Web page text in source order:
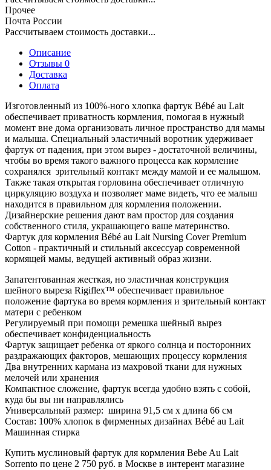
Прочее
Почта России
Рассчитываем стоимость доставки...
Описание
Отзывы 0
Доставка
Оплата
Изготовленный из 100%-ного хлопка фартук Bébé au Lait
обеспечивает приватность кормления, помогая в нужный
момент вне дома организовать личное пространство для мамы
и малыша. Специальный эластичный воротник удерживает
фартук от падения, при этом вырез - достаточной величины,
чтобы во время такого важного процесса как кормление
сохранялся зрительный контакт между мамой и ее малышом.
Также такая открытая горловина обеспечивает отличную
циркуляцию воздуха и позволяет маме видеть, что ее малыш
находится в правильном для кормления положении.
Дизайнерские решения дают вам простор для создания
собственного стиля, украшающего ваше материнство.
Фартук для кормления Bébé au Lait Nursing Cover Premium
Cotton - практичный и стильный аксессуар современной
кормящей мамы, ведущей активный образ жизни.
Запатентованная жесткая, но эластичная конструкция
шейного выреза Rigiflex™ обеспечивает правильное
положение фартука во время кормления и зрительный контакт
матери с ребенком
Регулируемый при помощи ремешка шейный вырез
обеспечивает конфиденциальность
Фартук защищает ребенка от яркого солнца и посторонних
раздражающих факторов, мешающих процессу кормления
Два внутренних кармана из махровой ткани для нужных
мелочей или хранения
Компактное сложение, фартук всегда удобно взять с собой,
куда бы вы ни направлялись
Универсальный размер: ширина 91,5 см х длина 66 см
Состав: 100% хлопок в фирменных дизайнах Bébé au Lait
Машинная стирка
Купить муслиновый фартук для кормления Bebe Au Lait
Sorrento по цене 2 750 руб. в Москве в интерент магазине